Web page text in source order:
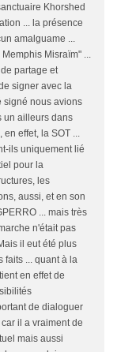
Khorshed
... la présence
amalguame ...
Misraïm" ...
partage et
signer avec la
signé nous avions
un ailleurs dans
effet, la SOT ...
ils uniquement lié
pour la
les
aussi, et en son
... mais très
n'était pas
il eut été plus
faits ... quant à la
en effet de
de dialoguer
il a vraiment de
mais aussi